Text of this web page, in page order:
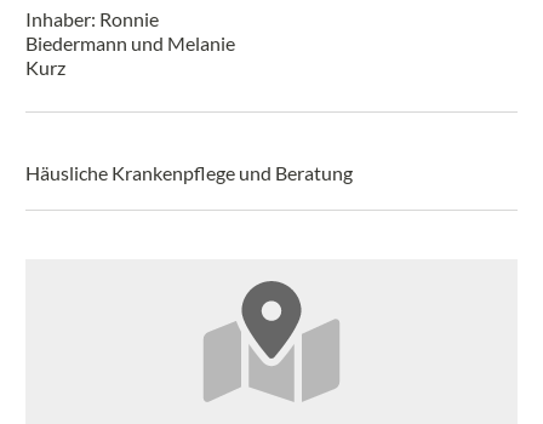
Inhaber: Ronnie
Biedermann und Melanie
Kurz
Häusliche Krankenpflege und Beratung